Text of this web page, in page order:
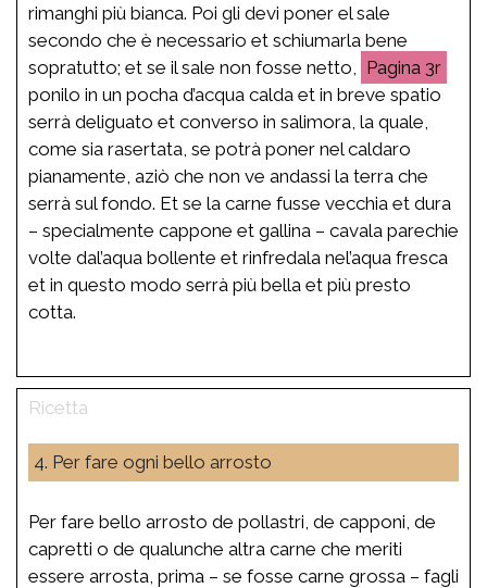
rimanghi più bianca. Poi gli devi poner el sale
secondo che è necessario et schiumarla bene
sopratutto; et se il sale non fosse netto,
3r
ponilo in un pocha d’acqua calda et in breve spatio
serrà deliguato et converso in salimora, la quale,
come sia rasertata, se potrà poner nel caldaro
pianamente, aziò che non ve andassi la terra che
serrà sul fondo. Et se la carne fusse vecchia et dura
– specialmente cappone et gallina – cavala parechie
volte dal’aqua bollente et rinfredala nel’aqua fresca
et in questo modo serrà più bella et più presto
cotta.
4. Per fare ogni bello arrosto
Per fare bello arrosto de pollastri, de capponi, de
capretti o de qualunche altra carne che meriti
essere arrosta, prima – se fosse carne grossa – fagli